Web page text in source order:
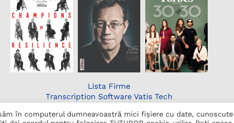
Lista Firme
Transcription Software Vatis Tech
Găzduire web
în computerul dumneavoastră mici fișiere cu date, cunoscute